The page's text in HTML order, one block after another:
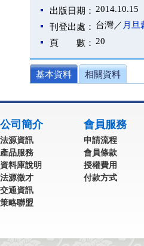
出版日期： 2014.10.15
刊登出處： 台灣／ 月旦
頁 數： 20
基本資料 相關資料
公司簡介
法源資訊
產品服務
資料庫說明
法源徵才
交通資訊
策略聯盟
會員服務
申請流程
會員條款
授權費用
付款方式